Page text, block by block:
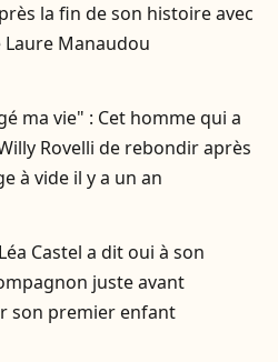
la fin de son histoire avec
Manaudou
ma vie" : Cet homme qui a
Rovelli de rebondir après
à vide il y a un an
Castel a dit oui à son
juste avant
son premier enfant